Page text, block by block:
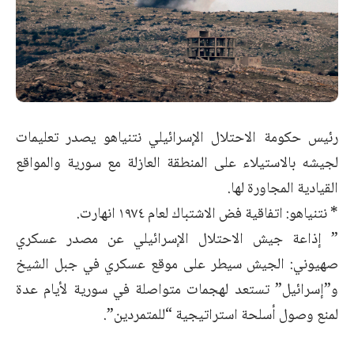
رئيس حكومة الاحتلال الإسرائيلي نتنياهو يصدر تعليمات
لجيشه بالاستيلاء على المنطقة العازلة مع سورية والمواقع
القيادية المجاورة لها.
* نتنياهو: اتفاقية فض الاشتباك لعام ١٩٧٤ انهارت.
” إذاعة جيش الاحتلال الإسرائيلي عن مصدر عسكري
صهيوني: الجيش سيطر على موقع عسكري في جبل الشيخ
و”إسرائيل” تستعد لهجمات متواصلة في سورية لأيام عدة
لمنع وصول أسلحة استراتيجية “للمتمردين”.